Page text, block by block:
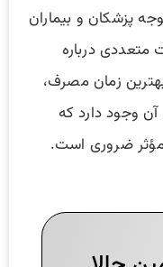
پزشکان و بیماران
متعددی درباره
زمان مصرف،
وجود دارد که
ضروری است.